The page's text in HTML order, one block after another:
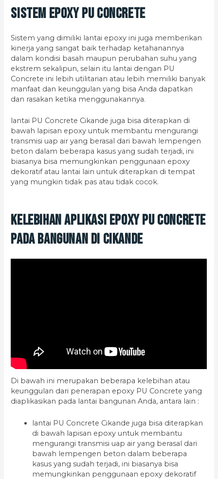
Sistem Epoxy PU Concrete
Sistem yang dimiliki lantai epoxy ini juga memberikan
kinerja yang sangat baik terhadap ketahanannya
dalam kondisi basah maupun perubahan suhu yang
ekstrem sekalipun, selain itu lantai dengan PU
Concrete ini lebih utilitarian atau lebih memiliki banyak
manfaat dan keunggulan yang bisa Anda dapatkan
dan rasakan ketika menggunakannya.
lantai PU Concrete Cikande juga bisa diterapkan di
bawah lapisan epoxy untuk membantu mengurangi
transmisi uap air yang berasal dari bawah lempengen
beton dalam beberapa kasus yang sudah terjadi, ini
biasanya bisa memungkinkan penggunaan epoxy
dekoratif atau lantai lain untuk diterapkan di tempat
yang mungkin tidak pas atau tidak cocok.
Kelebihan Aplikasi Epoxy PU Concrete
pada Bangunan di Cikande
Di bawah ini merupakan beberapa kelebihan atau
keunggulan dari penerapan epoxy PU Concrete yang
diaplikasikan pada lantai bangunan Anda, antara lain :
lantai PU Concrete Cikande juga bisa diterapkan
di bawah lapisan epoxy untuk membantu
mengurangi transmisi uap air yang berasal dari
bawah lempengen beton dalam beberapa
kasus yang sudah terjadi, ini biasanya bisa
memungkinkan penggunaan epoxy dekoratif